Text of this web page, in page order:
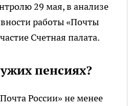
29 мая, в анализе
работы «Почты
Счетная палата.
пенсиях?
России» не менее